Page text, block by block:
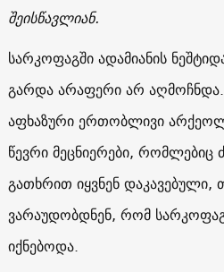
შეისწავლიან.
სარკოფაგში ადამიანის
გარდა არაფერი არ
აფხაზური ერთობლივი
წევრი მეცნიერები, რომლებიც
გათხრით იყვნენ დაკავებული,
ვარაუდობდნენ, რომ
იქნებოდა.